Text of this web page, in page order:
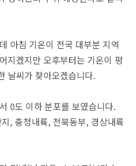
아침 기온이 전국 대부분 지역
지겠지만 오후부터는 기온이 평
날씨가 찾아오겠습니다.
0도 이하 분포를 보였습니다.
, 충청내륙, 전북동부, 경상내륙